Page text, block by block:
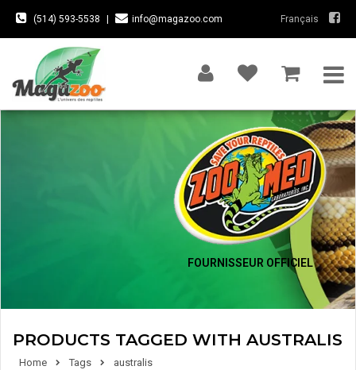
(514) 593-5538 info@magazoo.com Français
FOURNISSEUR OFFICIEL
PRODUCTS TAGGED WITH AUSTRALIS
Home Tags australis